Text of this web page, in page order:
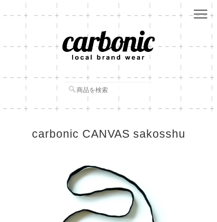
carbonic CANVAS sakosshu